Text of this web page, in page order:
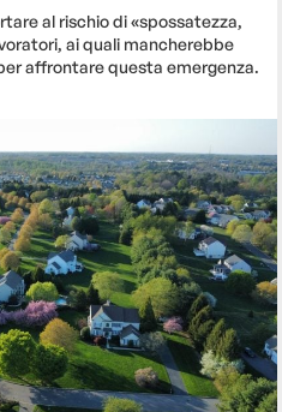
al rischio di «spossatezza,
ai quali mancherebbe
affrontare questa emergenza.